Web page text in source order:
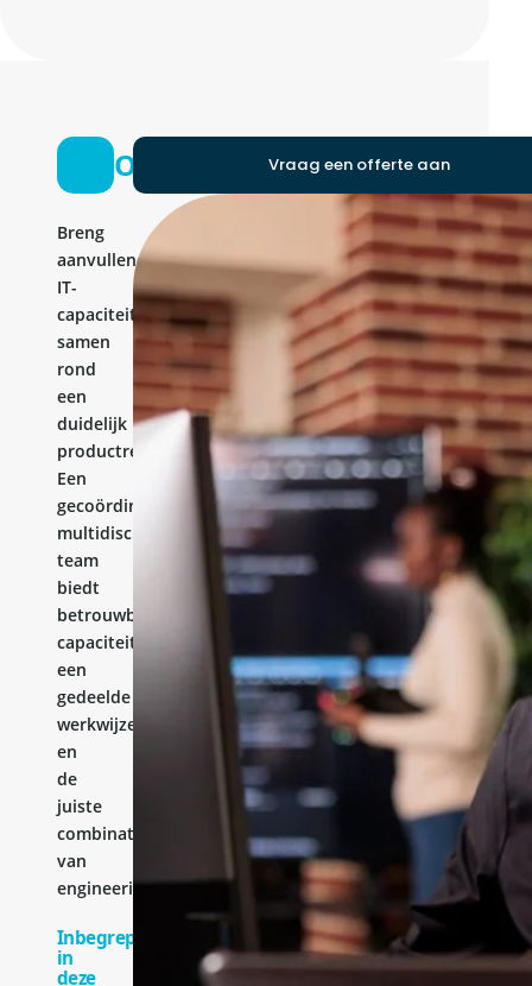
Ontwikkelteam
Breng
aanvullende
IT-
capaciteit
samen
rond
een
duidelijk
productresultaat.
Een
gecoördineerd
multidisciplinair
team
biedt
betrouwbare
capaciteit,
een
gedeelde
werkwijze
en
de
juiste
combinatie
van
engineeringervaring.
Inbegrepen
in
deze
Vraag een offerte aan